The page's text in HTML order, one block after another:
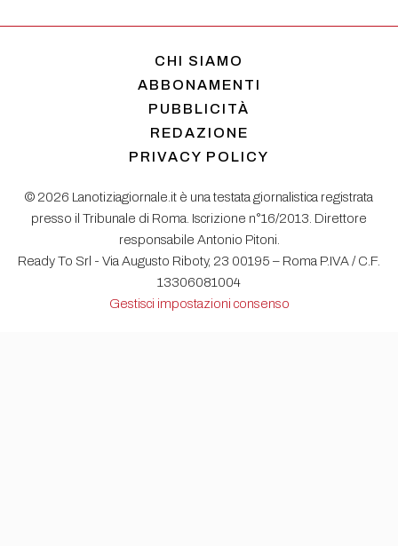
CHI SIAMO
ABBONAMENTI
PUBBLICITÀ
REDAZIONE
PRIVACY POLICY
© 2026 Lanotiziagiornale.it è una testata giornalistica registrata
presso il Tribunale di Roma. Iscrizione n°16/2013. Direttore
responsabile Antonio Pitoni.
Ready To Srl - Via Augusto Riboty, 23 00195 – Roma P.IVA / C.F.
13306081004
Gestisci impostazioni consenso